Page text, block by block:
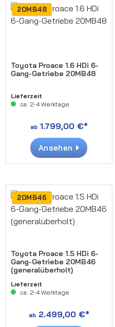
20MB48
Toyota Proace 1.6 HDi 6-
Gang-Getriebe 20MB48
Lieferzeit
ca. 2-4 Werktage
ab1.799,00 €*
Ansehen
20MB46
Toyota Proace 1.5 HDi 6-
Gang-Getriebe 20MB46
(generalüberholt)
Lieferzeit
ca. 2-4 Werktage
ab2.499,00 €*